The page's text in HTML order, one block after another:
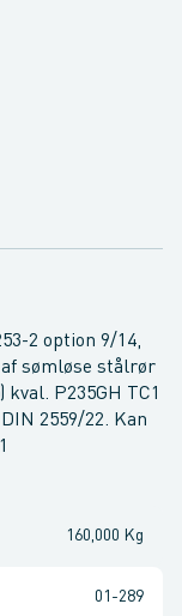
2 option 9/14,
sømløse stålrør
kval. P235GH TC1
2559/22. Kan
160,000 Kg
01-289